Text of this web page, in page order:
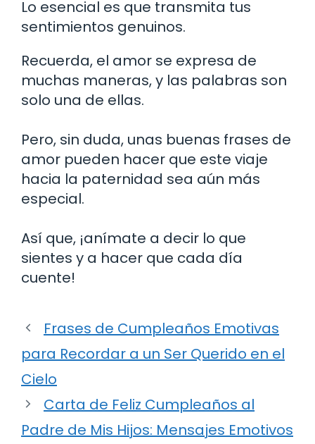
Lo esencial es que transmita tus
sentimientos genuinos.
Recuerda, el amor se expresa de
muchas maneras, y las palabras son
solo una de ellas.
Pero, sin duda, unas buenas frases de
amor pueden hacer que este viaje
hacia la paternidad sea aún más
especial.
Así que, ¡anímate a decir lo que
sientes y a hacer que cada día
cuente!
Frases de Cumpleaños Emotivas
para Recordar a un Ser Querido en el
Cielo
Carta de Feliz Cumpleaños al
Padre de Mis Hijos: Mensajes Emotivos